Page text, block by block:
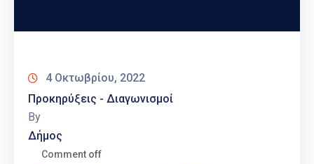
4 Οκτωβρίου, 2022
Προκηρύξεις - Διαγωνισμοί
By
Δήμος
Comment off